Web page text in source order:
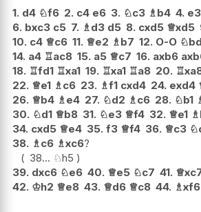
1. d4 ♘f6 2. c4 e6 3. ♘c3 ♗b4 4. e3
6. bxc3 c5 7. ♗d3 d5 8. cxd5 ♕xd5
10. c4 ♕c6 11. ♕e2 ♗b7 12. O-O ♘
14. a4 ♖ac8 15. a5 ♕c7 16. axb6
18. ♖fd1 ♖xa1 19. ♖xa1 ♖a8 20. ♖
22. ♕e1 ♗c6 23. ♗f1 cxd4 24. exd4
26. ♕b4 ♗e4 27. ♘d2 ♗c6 28. ♘b1
30. ♘d1 ♕b8 31. ♘e3 ♕f4 32. ♕e1 ♗
34. cxd5 ♕e4 35. f3 ♕f4 36. ♕c3 ♘
38. ♗c6 ♗xc6?
38... ♘h5
39. dxc6 ♘e6 40. ♕e5 ♘c7 41. ♕
42. ♔h2 ♕e8 43. ♕d6 ♕c8 44. ♗xf6